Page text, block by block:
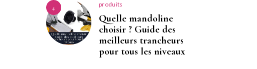
4 produits
Quelle mandoline
choisir ? Guide des
meilleurs trancheurs
pour tous les niveaux